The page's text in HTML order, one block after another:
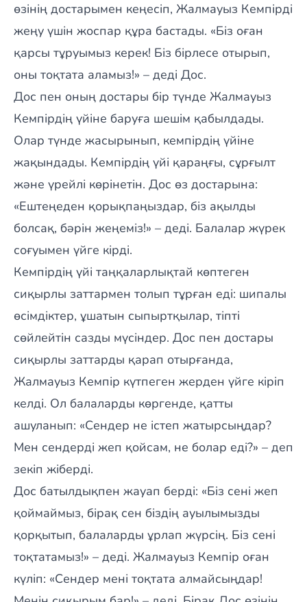
өзінің достарымен кеңесіп, Жалмауыз Кемпірді
жеңу үшін жоспар құра бастады. «Біз оған
қарсы тұруымыз керек! Біз бірлесе отырып,
оны тоқтата аламыз!» – деді Дос.
Дос пен оның достары бір түнде Жалмауыз
Кемпірдің үйіне баруға шешім қабылдады.
Олар түнде жасырынып, кемпірдің үйіне
жақындады. Кемпірдің үйі қараңғы, сұрғылт
және үрейлі көрінетін. Дос өз достарына:
«Ештеңеден қорықпаңыздар, біз ақылды
болсақ, бәрін жеңеміз!» – деді. Балалар жүрек
соғуымен үйге кірді.
Кемпірдің үйі таңқаларлықтай көптеген
сиқырлы заттармен толып тұрған еді: шипалы
өсімдіктер, ұшатын сыпыртқылар, тіпті
сөйлейтін сазды мүсіндер. Дос пен достары
сиқырлы заттарды қарап отырғанда,
Жалмауыз Кемпір күтпеген жерден үйге кіріп
келді. Ол балаларды көргенде, қатты
ашуланып: «Сендер не істеп жатырсыңдар?
Мен сендерді жеп қойсам, не болар еді?» – деп
зекіп жіберді.
Дос батылдықпен жауап берді: «Біз сені жеп
қоймаймыз, бірақ сен біздің ауылымызды
қорқытып, балаларды ұрлап жүрсің. Біз сені
тоқтатамыз!» – деді. Жалмауыз Кемпір оған
күліп: «Сендер мені тоқтата алмайсыңдар!